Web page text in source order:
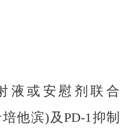
液或安慰剂联合
他滨)及PD-1抑制